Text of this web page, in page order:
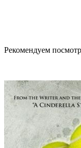
Рекомендуем